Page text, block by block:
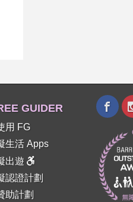
GUIDER
用 FG
生活 Apps
出遊
認證計劃
助計劃